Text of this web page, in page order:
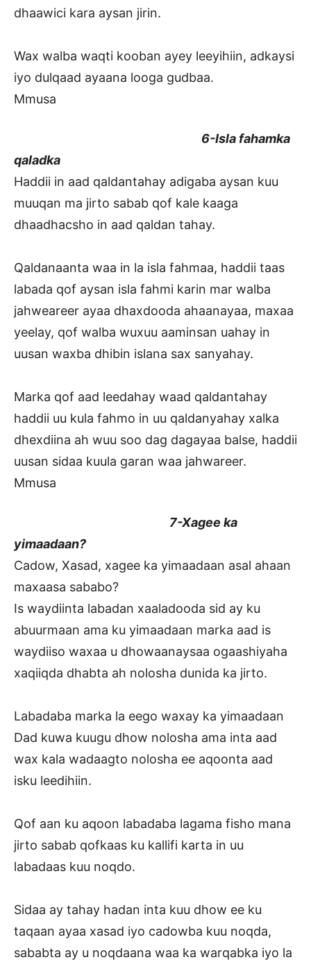
dhaawici kara aysan jirin.
Wax walba waqti kooban ayey leeyihiin, adkaysi
iyo dulqaad ayaana looga gudbaa.
Mmusa
6-Isla fahamka
qaladka
Haddii in aad qaldantahay adigaba aysan kuu
muuqan ma jirto sabab qof kale kaaga
dhaadhacsho in aad qaldan tahay.
Qaldanaanta waa in la isla fahmaa, haddii taas
labada qof aysan isla fahmi karin mar walba
jahweareer ayaa dhaxdooda ahaanayaa, maxaa
yeelay, qof walba wuxuu aaminsan uahay in
uusan waxba dhibin islana sax sanyahay.
Marka qof aad leedahay waad qaldantahay
haddii uu kula fahmo in uu qaldanyahay xalka
dhexdiina ah wuu soo dag dagayaa balse, haddii
uusan sidaa kuula garan waa jahwareer.
Mmusa
7-Xagee ka
yimaadaan?
Cadow, Xasad, xagee ka yimaadaan asal ahaan
maxaasa sababo?
Is waydiinta labadan xaaladooda sid ay ku
abuurmaan ama ku yimaadaan marka aad is
waydiiso waxaa u dhowaanaysaa ogaashiyaha
xaqiiqda dhabta ah nolosha dunida ka jirto.
Labadaba marka la eego waxay ka yimaadaan
Dad kuwa kuugu dhow nolosha ama inta aad
wax kala wadaagto nolosha ee aqoonta aad
isku leedihiin.
Qof aan ku aqoon labadaba lagama fisho mana
jirto sabab qofkaas ku kallifi karta in uu
labadaas kuu noqdo.
Sidaa ay tahay hadan inta kuu dhow ee ku
taqaan ayaa xasad iyo cadowba kuu noqda,
sababta ay u noqdaana waa ka warqabka iyo la